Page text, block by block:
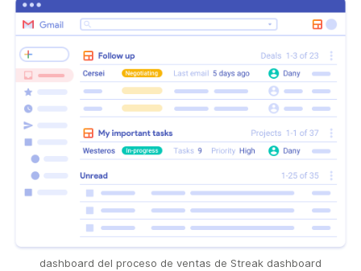
dashboard del proceso de ventas de Streak dashboard